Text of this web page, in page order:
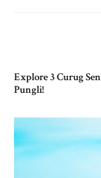
Explore 3 Curug
Pungli!